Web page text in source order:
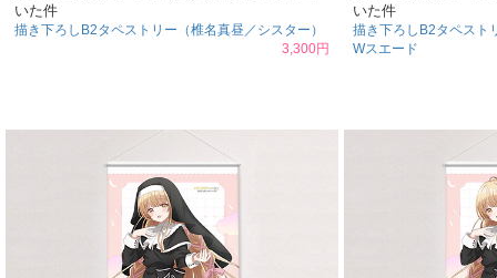
いた件
描き下ろしB2タペストリー（椎名真昼／シスター）
3,300円
いた件
描き下ろしB2タペスト
Wスエード